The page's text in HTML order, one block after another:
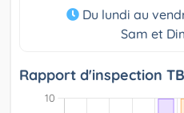
Du lundi au
Sam et
Rapport d'inspection